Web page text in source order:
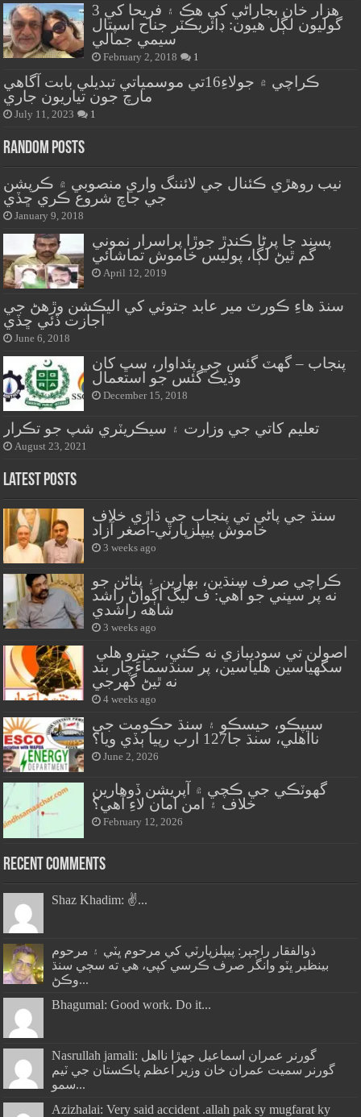
هزار خان بجاراڻي کي هڪ ۽ فريحا کي 3
گوليون لڳل هيون: ڊائريڪٽر جناح اسپتال
سيمي جمالي
February 2, 2018 1
ڪراچي ۾ جولاءِ16تي موسمياتي تبديلي بابت آگاهي
مارچ جون تياريون جاري
July 11, 2023 1
Random Posts
نيب روهڙي ڪئنال جي لائننگ واري منصوبي ۾ ڪرپشن
جي جاچ شروع ڪري ڇڏي
January 9, 2018
پسند جا پرڻا ڪندڙ جوڙا پراسرار نموني
گم ٿيڻ لڳا، پوليس خاموش تماشائي
April 12, 2019
سنڌ هاءِ ڪورٽ مير عابد جتوئي کي اليڪشن وڙهڻ جي
اجازت ڏئي ڇڏي
June 6, 2018
پنجاب – گهٽ گئس جي پئداوار، سڀ کان
وڌيڪ گئس جو استعمال
December 15, 2018
تعليم کاتي جي وزارت ۽ سيڪريٽري شپ جو تڪرار
August 23, 2021
Latest Posts
سنڌ جي پاڻي تي پنجاب جي ڌاڙي خلاف
خاموش پيپلزپارٽي-اصغر آزاد
3 weeks ago
ڪراچي صرف سنڌين، بهارين ۽ پٺاڻن جو
نه پر سڀني جو آهي: ف ليگ اڳواڻ راشد
شاهه راشدي
3 weeks ago
سگهياسين هلياسين، پر سنڌسماءَچار بند
نه ٿيڻ گهرجي
4 weeks ago
سيپڪو، حيسڪو ۽ سنڌ حڪومت جي
نااهلي، سنڌ جا127 ارب رپيا ٻڏي ويا؟
June 2, 2026
گهوٽڪي جي ڪچي ۾ آپريشن ڏوهارين
خلاف ۽ امن امان لاءِ آهي؟
February 12, 2026
Recent Comments
Shaz Khadim: ✌️...
ذوالفقار راڄپر: پيپلزپارٽي کي مرحوم ڀٽي ۽ مرحوم
بينظير ڀٽو وانگر صرف ڪرسي کپي، هي ته سڄي سنڌ
وڪڻ...
Bhagumal: Good work. Do it...
Nasrullah jamali: گورنر عمران اسماعيل جھڙا نااهل
گورنر سميت عمران خان وزير اعظم پاڪستان جي ٽيم
سمو...
Azizhalai: Very said accident .allah pak sy mugfarat ky